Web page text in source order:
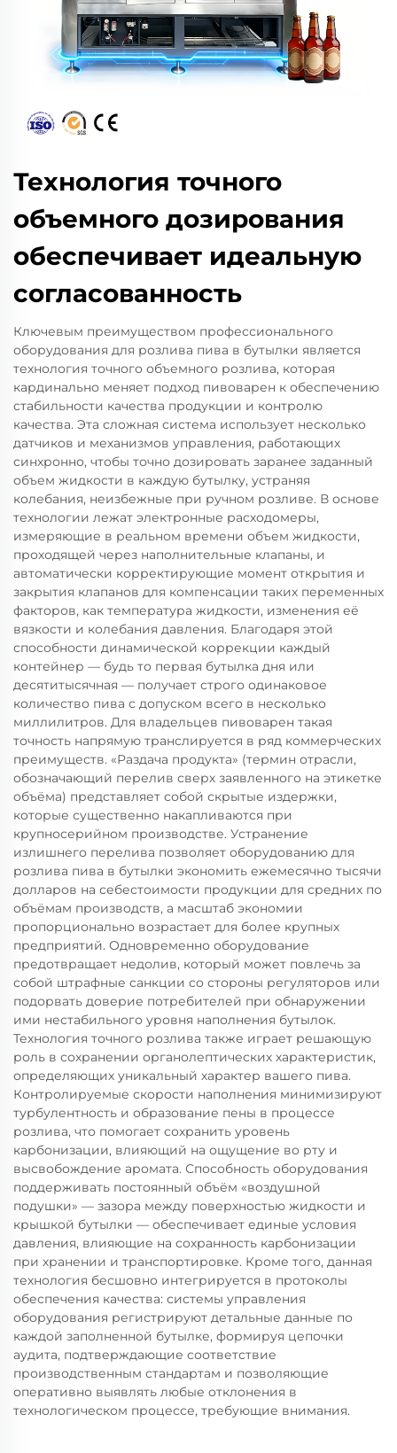
Технология точного
объемного дозирования
обеспечивает идеальную
согласованность
Ключевым преимуществом профессионального
оборудования для розлива пива в бутылки является
технология точного объемного розлива, которая
кардинально меняет подход пивоварен к обеспечению
стабильности качества продукции и контролю
качества. Эта сложная система использует несколько
датчиков и механизмов управления, работающих
синхронно, чтобы точно дозировать заранее заданный
объем жидкости в каждую бутылку, устраняя
колебания, неизбежные при ручном розливе. В основе
технологии лежат электронные расходомеры,
измеряющие в реальном времени объем жидкости,
проходящей через наполнительные клапаны, и
автоматически корректирующие момент открытия и
закрытия клапанов для компенсации таких переменных
факторов, как температура жидкости, изменения её
вязкости и колебания давления. Благодаря этой
способности динамической коррекции каждый
контейнер — будь то первая бутылка дня или
десятитысячная — получает строго одинаковое
количество пива с допуском всего в несколько
миллилитров. Для владельцев пивоварен такая
точность напрямую транслируется в ряд коммерческих
преимуществ. «Раздача продукта» (термин отрасли,
обозначающий перелив сверх заявленного на этикетке
объёма) представляет собой скрытые издержки,
которые существенно накапливаются при
крупносерийном производстве. Устранение
излишнего перелива позволяет оборудованию для
розлива пива в бутылки экономить ежемесячно тысячи
долларов на себестоимости продукции для средних по
объёмам производств, а масштаб экономии
пропорционально возрастает для более крупных
предприятий. Одновременно оборудование
предотвращает недолив, который может повлечь за
собой штрафные санкции со стороны регуляторов или
подорвать доверие потребителей при обнаружении
ими нестабильного уровня наполнения бутылок.
Технология точного розлива также играет решающую
роль в сохранении органолептических характеристик,
определяющих уникальный характер вашего пива.
Контролируемые скорости наполнения минимизируют
турбулентность и образование пены в процессе
розлива, что помогает сохранить уровень
карбонизации, влияющий на ощущение во рту и
высвобождение аромата. Способность оборудования
поддерживать постоянный объём «воздушной
подушки» — зазора между поверхностью жидкости и
крышкой бутылки — обеспечивает единые условия
давления, влияющие на сохранность карбонизации
при хранении и транспортировке. Кроме того, данная
технология бесшовно интегрируется в протоколы
обеспечения качества: системы управления
оборудования регистрируют детальные данные по
каждой заполненной бутылке, формируя цепочки
аудита, подтверждающие соответствие
производственным стандартам и позволяющие
оперативно выявлять любые отклонения в
технологическом процессе, требующие внимания.